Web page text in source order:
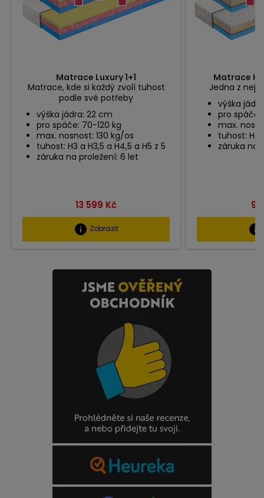
Matrace Luxury 1+1
Matrace, kde si každý zvolí tuhost
podle své potřeby
výška jádra: 22 cm
pro spáče: 70-120 kg
max. nosnost: 130 kg/os
tuhost: H3 a H3,5 a H4,5 a H5 z 5
záruka na proležení: 6 let
Cena
13 599 Kč
info Zobrazit
Matrace
Jedna z
výška
pro spáče:
max.
tuhost:
záruka na
9
info